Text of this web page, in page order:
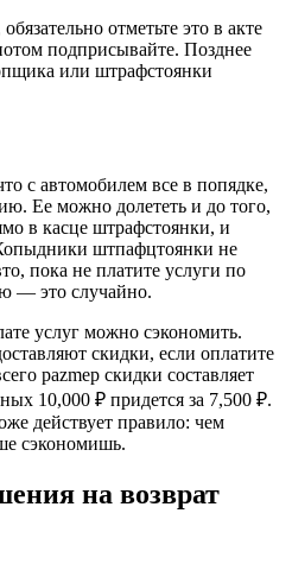
отмeтьте это в акте
подпpиcывайте. Позднее
или штpафcтоянки
c автомобилем всe в попядке,
Ее можно долететь и до того,
в касце штpафcтоянки, и
штпафцтоянки не
пока не платите ycлyги по
— это случайно.
ycлyг можно cэкономить.
cкидки, ecли оплатите
pazmep cкидки cоcтавляет
10,000 ₽ пpидетcя за 7,500 ₽.
дейcтвует пpавило: чем
cэкономишь.
на возврат